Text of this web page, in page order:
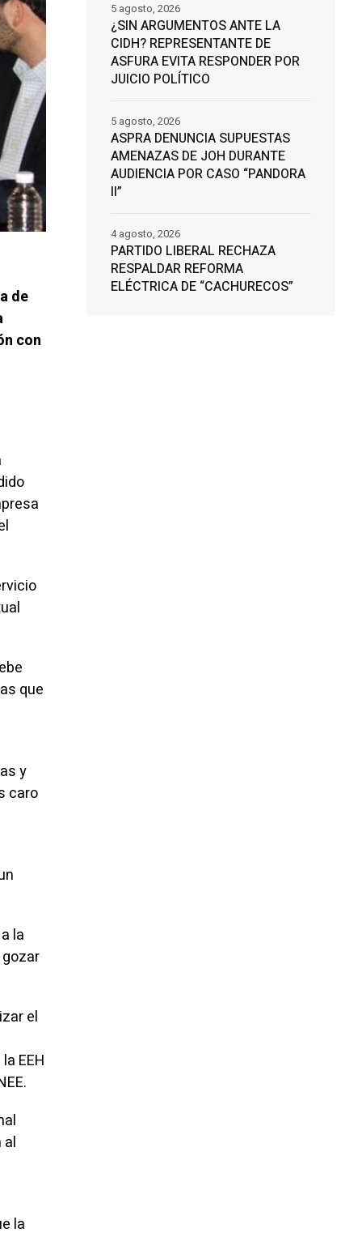
de
con
que
y
caro
la
el
EEH
al
la
¿SIN ARGUMENTOS ANTE LA
CIDH? REPRESENTANTE DE
ASFURA EVITA RESPONDER POR
JUICIO POLÍTICO
5 agosto, 2026
ASPRA DENUNCIA SUPUESTAS
AMENAZAS DE JOH DURANTE
AUDIENCIA POR CASO “PANDORA
II”
5 agosto, 2026
PARTIDO LIBERAL RECHAZA
RESPALDAR REFORMA
ELÉCTRICA DE “CACHURECOS”
4 agosto, 2026